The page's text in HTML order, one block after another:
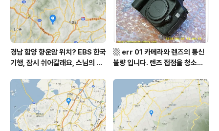
sh to Korean translation
비수구미 마을, 파로호
경남 함양 향운암 위치? EBS 한국
기행, 잠시 쉬어갈래요, 스님의 어
상남도 함양군 가볼 만한 곳, 용추
계곡 향운암 명천스님, 덕유산 황
석산 거망산 기백산
▩ err 01 카메라와 렌즈의 통신
불량 입니다. 렌즈 접점을 청소하